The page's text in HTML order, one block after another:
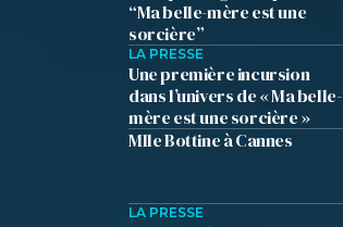
“Ma belle-mère est une
sorcière”
LA PRESSE
Une première incursion
dans l’univers de « Ma belle-
mère est une sorcière »
Mlle Bottine à Cannes
LA PRESSE